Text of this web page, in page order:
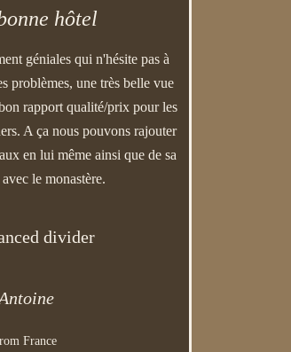
hôtel
géniales qui n'hésite pas à
problèmes, une très belle vue
rapport qualité/prix pour les
A ça nous pouvons rajouter
en lui même ainsi que de sa
le monastère.
France